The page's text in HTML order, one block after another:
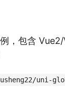
，包含
uni-